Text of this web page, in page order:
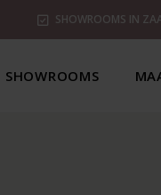
SHOWROOMS IN
SHOWROOMS